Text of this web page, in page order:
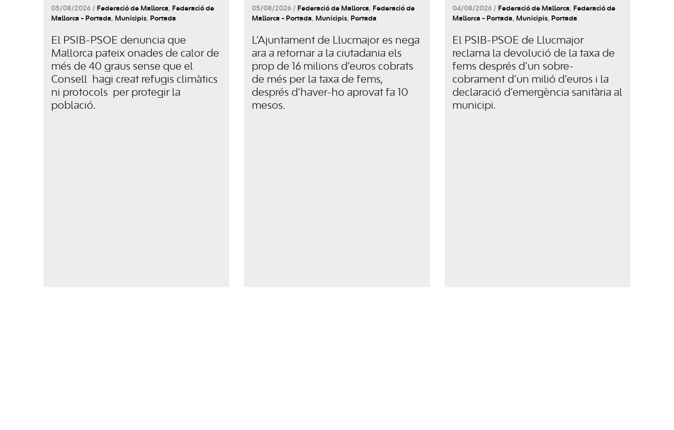
05/08/2026 / Federació de Mallorca, Federació de
Mallorca - Portada, Municipis, Portada
El PSIB-PSOE denuncia que
Mallorca pateix onades de calor de
més de 40 graus sense que el
Consell hagi creat refugis climàtics
ni protocols per protegir la
població.
05/08/2026 / Federació de Mallorca, Federació de
Mallorca - Portada, Municipis, Portada
L’Ajuntament de Llucmajor es nega
ara a retornar a la ciutadania els
prop de 16 milions d’euros cobrats
de més per la taxa de fems,
després d’haver-ho aprovat fa 10
mesos.
04/08/2026 / Federació de Mallorca, Federació de
Mallorca - Portada, Municipis, Portada
El PSIB-PSOE de Llucmajor
reclama la devolució de la taxa de
fems després d’un sobre-
cobrament d’un milió d’euros i la
declaració d’emergència sanitària al
municipi.